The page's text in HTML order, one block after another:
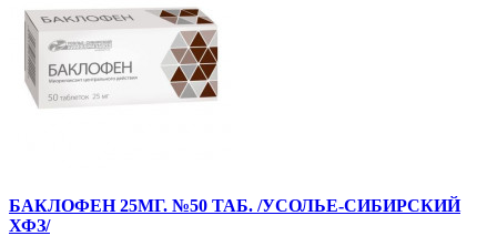
БАКЛОФЕН 25МГ. №50 ТАБ. /УСОЛЬЕ-СИБИРСКИЙ
ХФЗ/